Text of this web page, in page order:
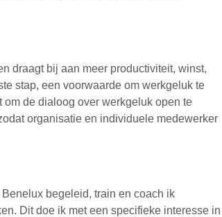
draagt bij aan meer productiviteit, winst,
stap, een voorwaarde om werkgeluk te
de dialoog over werkgeluk open te
organisatie en individuele medewerker
begeleid, train en coach ik
Dit doe ik met een specifieke interesse in